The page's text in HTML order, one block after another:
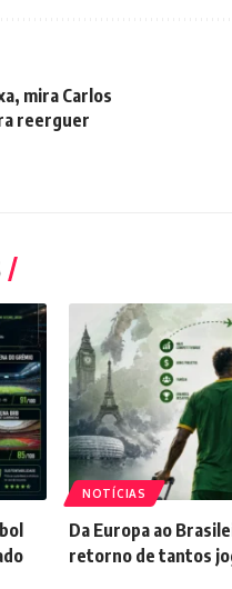
mira Carlos
reerguer
NOTÍCIAS
Da Europa ao
retorno de tantos